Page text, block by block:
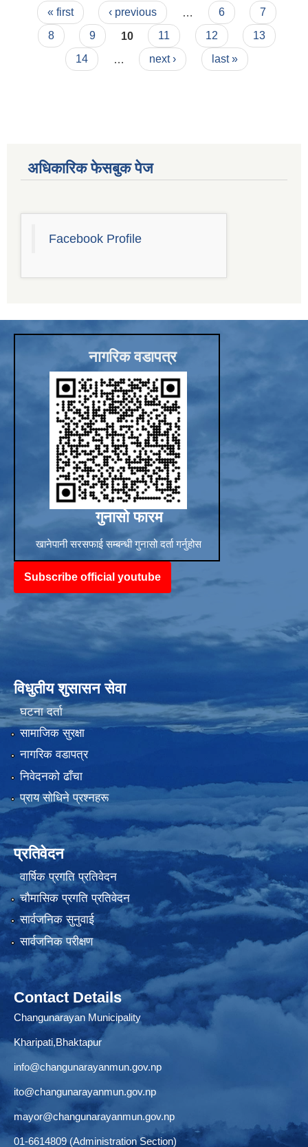
Pages
« first ‹ previous 6
7
8
9 10 11 12
13
14
next › last »
अधिकारिक फेसबुक पेज
Facebook Profile
नागरिक वडापत्र
गुनासो फारम
खानेपानी सरसफाई सम्बन्धी गुनासो दर्ता गर्नुहोस
Subscribe official youtube
विधुतीय शुसासन सेवा
घटना दर्ता
सामाजिक सुरक्षा
नागरिक वडापत्र
निवेदनको ढाँचा
प्राय साेधिने प्रश्नहरू
प्रतिवेदन
वार्षिक प्रगति प्रतिवेदन
चौमासिक प्रगति प्रतिवेदन
सार्वजनिक सुनुवाई
सार्वजनिक परीक्षण
Contact Details
Changunarayan Municipality
Kharipati,Bhaktapur
info@changunarayanmun.gov.np
ito@changunarayanmun.gov.np
mayor@changunarayanmun.gov.np
01-6614809 (Administration Section)